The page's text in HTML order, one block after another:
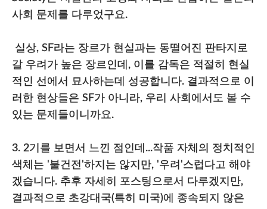
사회 문제를 다루었구요.
실상, SF라는 장르가 현실과는 동떨어진 판타지로
갈 우려가 높은 장르인데, 이를 감독은 적절히 현실
적인 선에서 묘사하는데 성공합니다. 결과적으로 이
러한 현상들은 SF가 아니라, 우리 사회에서도 볼 수
있는 문제들이니까요.
3. 2기를 보면서 느낀 점인데...작품 자체의 정치적인
색체는 '불건전'하지는 않지만, '우려'스럽다고 해야
겠습니다. 추후 자세히 포스팅으로서 다루겠지만,
결과적으로 초강대국(특히 미국)에 종속되지 않은